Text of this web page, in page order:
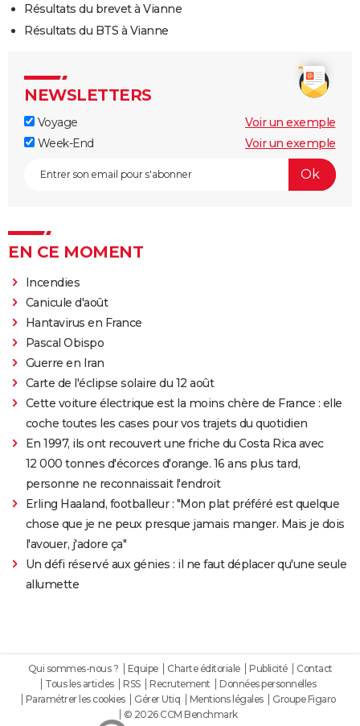
Résultats du brevet à Vianne
Résultats du BTS à Vianne
NEWSLETTERS
Voyage
Voir un exemple
Week-End
Voir un exemple
EN CE MOMENT
Incendies
Canicule d'août
Hantavirus en France
Pascal Obispo
Guerre en Iran
Carte de l'éclipse solaire du 12 août
Cette voiture électrique est la moins chère de France : elle
coche toutes les cases pour vos trajets du quotidien
En 1997, ils ont recouvert une friche du Costa Rica avec
12 000 tonnes d'écorces d'orange. 16 ans plus tard,
personne ne reconnaissait l'endroit
Erling Haaland, footballeur : "Mon plat préféré est quelque
chose que je ne peux presque jamais manger. Mais je dois
l'avouer, j'adore ça"
Un défi réservé aux génies : il ne faut déplacer qu'une seule
allumette
Qui sommes-nous ? Equipe Charte éditoriale Publicité
Contact
Tous les articles
RSS Recrutement
Données personnelles
Paramétrer les cookies
Gérer Utiq Mentions légales
Groupe Figaro
© 2026 CCM Benchmark